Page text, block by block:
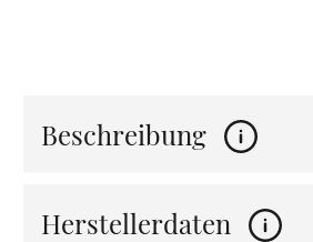
Beschreibung
Herstellerdaten